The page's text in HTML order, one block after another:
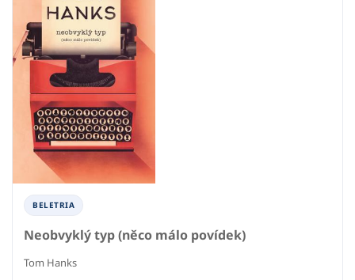
BELETRIA
Neobvyklý typ (něco málo povídek)
Tom Hanks